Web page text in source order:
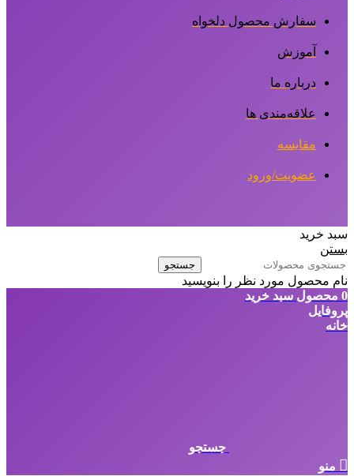
سفارش محصول دلخواه
آموزش
درباره ما
علاقه‌مندی ها
مقایسه
عضویت/ورود
سبد خرید
بستن
جستجو
نام محصول مورد نظر را بنویسید
0 محصول سبد خرید
پروفایل
خانه
جستجو
منو